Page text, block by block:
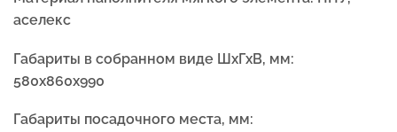
аселекс
Габариты в собранном виде ШхГхВ, мм:
580х860х990
Габариты посадочного места, мм: